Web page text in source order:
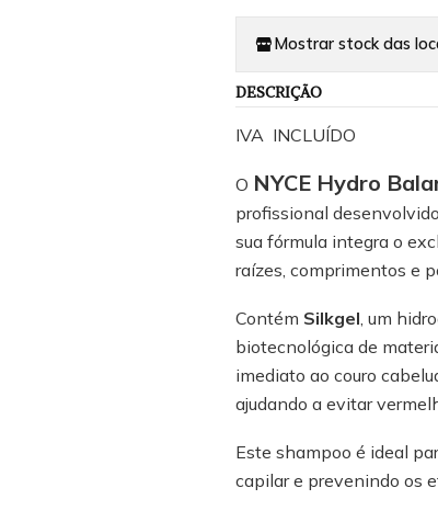
Mostrar stock das
DESCRIÇÃO
IVA INCLUÍDO
O NYCE Hydro
profissional
sua fórmula integra o
raízes, comprimentos e
Contém Silkgel , um
biotecnológica de
imediato ao couro
ajudando a evitar
Este shampoo é ideal
capilar e prevenindo os